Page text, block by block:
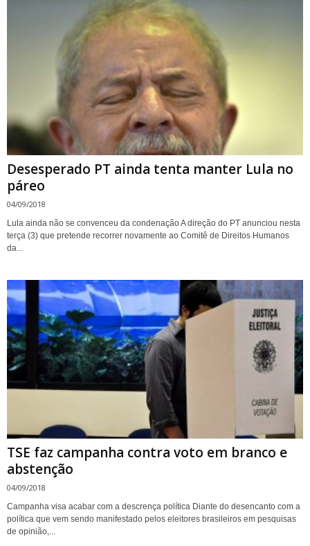
Desesperado PT ainda tenta manter Lula no
páreo
04/09/2018
Lula ainda não se convenceu da condenação A direção do PT anunciou nesta
terça (3) que pretende recorrer novamente ao Comitê de Direitos Humanos
da...
TSE faz campanha contra voto em branco e
abstenção
04/09/2018
Campanha visa acabar com a descrença política Diante do desencanto com a
política que vem sendo manifestado pelos eleitores brasileiros em pesquisas
de opinião,...